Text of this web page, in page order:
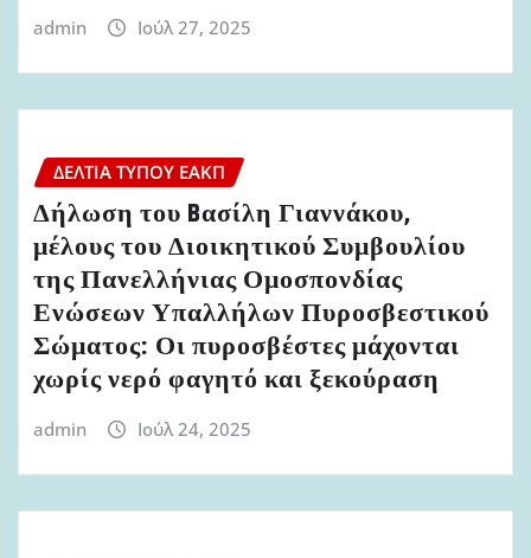
admin Ιούλ 27, 2025
ΔΕΛΤΊΑ ΤΎΠΟΥ ΕΑΚΠ
Δήλωση του Bασίλη Γιαννάκου,
μέλους του Διοικητικού Συμβουλίου
της Πανελλήνιας Ομοσπονδίας
Ενώσεων Υπαλλήλων Πυροσβεστικού
Σώματος: Οι πυροσβέστες μάχονται
χωρίς νερό φαγητό και ξεκούραση
admin Ιούλ 24, 2025